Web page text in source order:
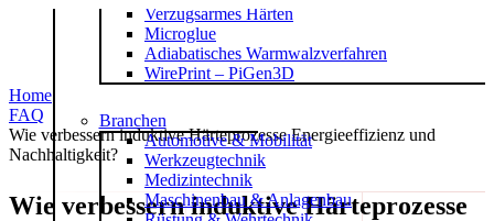
Verzugsarmes Härten
Microglue
Adiabatisches Warmwalzverfahren
WirePrint – PiGen3D
Branchen
Automotive & Mobilität
Werkzeugtechnik
Medizintechnik
Maschinenbau & Anlagenbau
Home
FAQ
Wie verbessern induktive Härteprozesse Energieeffizienz und
Nachhaltigkeit?
Wie verbessern induktive Härteprozesse